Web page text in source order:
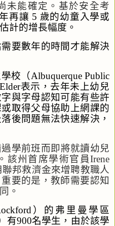
未能確定。基於安全考
再讓 5 歲的幼童入學或
計的增長幅度。
需要數年的時間才能解決
校 （Albuquerque Public
表示，去年未上幼兒
與字母認知可能有些許
取得父母協助上網課的
落後問題無法快速解決，
學前班而即將就讀幼兒
該州首席學術官 員Irene
聯邦救濟金來增聘教職人
要的是，教師需要認知
。
）的弗里曼學區
有900名學生 ，由於該學